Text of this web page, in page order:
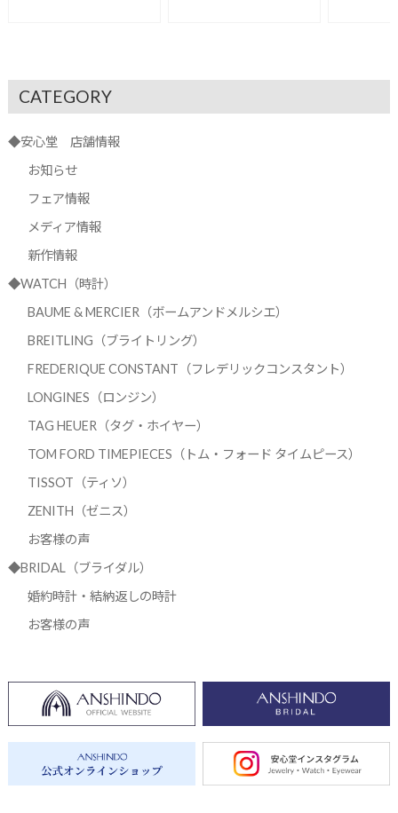
CATEGORY
◆安心堂 店舗情報
お知らせ
フェア情報
メディア情報
新作情報
◆WATCH（時計）
BAUME & MERCIER（ボームアンドメルシエ）
BREITLING（ブライトリング）
FREDERIQUE CONSTANT（フレデリックコンスタント）
LONGINES（ロンジン）
TAG HEUER（タグ・ホイヤー）
TOM FORD TIMEPIECES（トム・フォード タイムピース）
TISSOT（ティソ）
ZENITH（ゼニス）
お客様の声
◆BRIDAL（ブライダル）
婚約時計・結納返しの時計
お客様の声